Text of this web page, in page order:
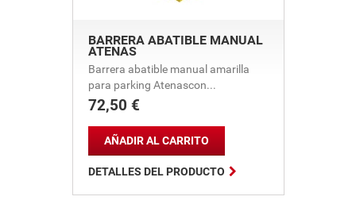
BARRERA ABATIBLE MANUAL
ATENAS
Barrera abatible manual amarilla
para parking Atenascon...
Precio
72,50 €

AÑADIR AL CARRITO
DETALLES DEL PRODUCTO